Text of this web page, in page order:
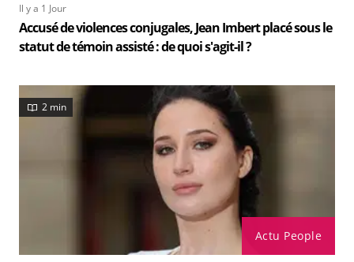
Il y a 1 Jour
Accusé de violences conjugales, Jean Imbert placé sous le
statut de témoin assisté : de quoi s'agit-il ?
Actu People
2 min